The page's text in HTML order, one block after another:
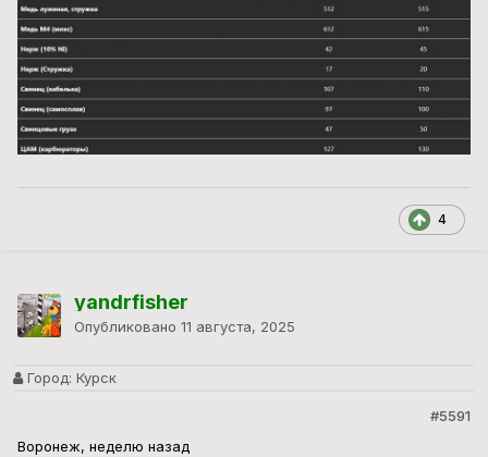
4
yandrfisher
Опубликовано 11 августа, 2025
Город: Курск
#5591
Воронеж, неделю назад